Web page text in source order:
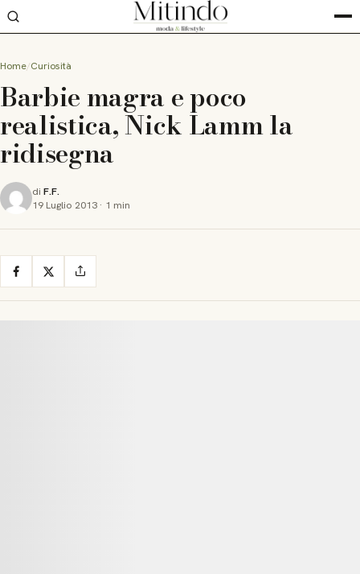
Home Curiosità
Barbie magra e poco
realistica, Nick Lamm la
ridisegna
di F.F.
19 Luglio 2013 · 1 min